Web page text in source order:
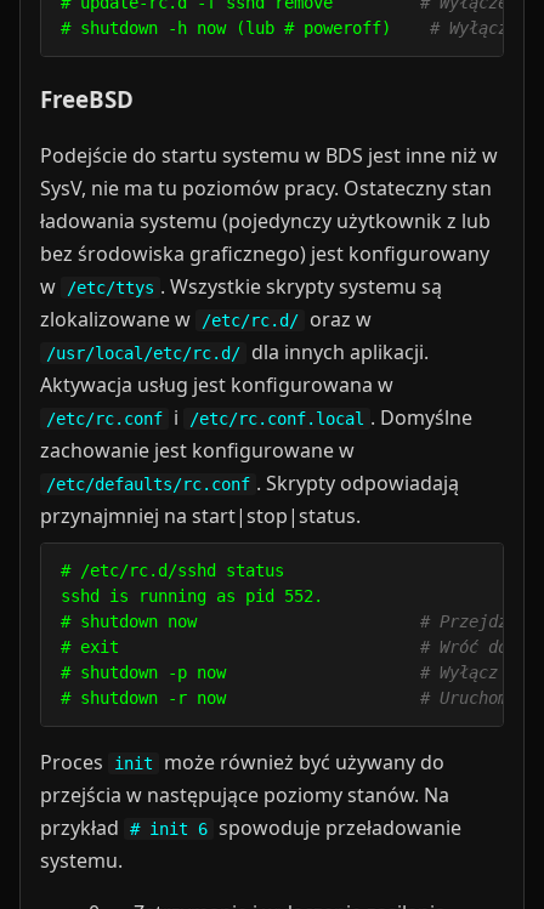
# shutdown -h now (lub # poweroff) #
FreeBSD
Podejście do startu systemu w BDS jest inne niż w
SysV, nie ma tu poziomów pracy. Ostateczny stan
ładowania systemu (pojedynczy użytkownik z lub
bez środowiska graficznego) jest konfigurowany
w
/etc/ttys . Wszystkie skrypty systemu są
zlokalizowane w
/etc/rc.d/ oraz w
/usr/local/etc/rc.d/
dla innych aplikacji.
Aktywacja usług jest konfigurowana w
/etc/rc.conf i /etc/rc.conf.local . Domyślne
zachowanie jest konfigurowane w
/etc/defaults/rc.conf . Skrypty odpowiadają
przynajmniej na start|stop|status.
# /etc/rc.d/sshd status
sshd is running as pid 552.
# shutdown now # Przejdź w
# exit # Wróć do
# shutdown -p now # Wyłącz i
# shutdown -r now # Uruchom
Proces init
może również być używany do
przejścia w następujące poziomy stanów. Na
przykład
# init 6 spowoduje przeładowanie
systemu.